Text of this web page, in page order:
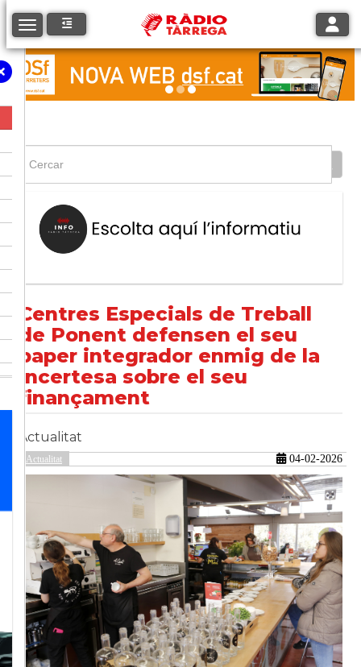
Toggle navigation
Centres Especials de Treball
de Ponent defensen el seu
paper integrador enmig de la
incertesa sobre el seu
finançament
Actualitat
Actualitat 04-02-2026